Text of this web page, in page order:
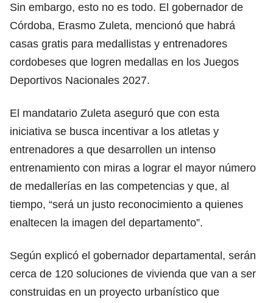
Sin embargo, esto no es todo. El gobernador de
Córdoba, Erasmo Zuleta, mencionó que habrá
casas gratis para medallistas y entrenadores
cordobeses que logren medallas en los Juegos
Deportivos Nacionales 2027.
El mandatario Zuleta aseguró que con esta
iniciativa se busca incentivar a los atletas y
entrenadores a que desarrollen un intenso
entrenamiento con miras a lograr el mayor número
de medallerías en las competencias y que, al
tiempo, “será un justo reconocimiento a quienes
enaltecen la imagen del departamento”.
Según explicó el gobernador departamental, serán
cerca de 120 soluciones de vivienda que van a ser
construidas en un proyecto urbanístico que